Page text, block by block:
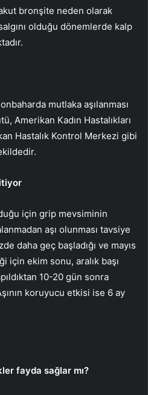
bronşite neden olarak
olduğu dönemlerde kalp
mutlaka aşılanması
Amerikan Kadın Hastalıkları
Hastalık Kontrol Merkezi gibi
için grip mevsiminin
aşı olunması tavsiye
daha geç başladığı ve mayıs
için ekim sonu, aralık başı
10-20 gün sonra
koruyucu etkisi ise 6 ay
fayda sağlar mı?